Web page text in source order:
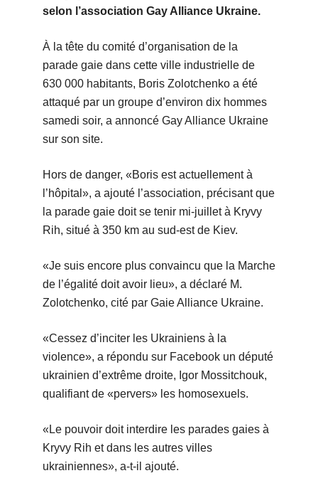
selon l’association Gay Alliance Ukraine.
À la tête du comité d’organisation de la
parade gaie dans cette ville industrielle de
630 000 habitants, Boris Zolotchenko a été
attaqué par un groupe d’environ dix hommes
samedi soir, a annoncé Gay Alliance Ukraine
sur son site.
Hors de danger, «Boris est actuellement à
l’hôpital», a ajouté l’association, précisant que
la parade gaie doit se tenir mi-juillet à Kryvy
Rih, situé à 350 km au sud-est de Kiev.
«Je suis encore plus convaincu que la Marche
de l’égalité doit avoir lieu», a déclaré M.
Zolotchenko, cité par Gaie Alliance Ukraine.
«Cessez d’inciter les Ukrainiens à la
violence», a répondu sur Facebook un député
ukrainien d’extrême droite, Igor Mossitchouk,
qualifiant de «pervers» les homosexuels.
«Le pouvoir doit interdire les parades gaies à
Kryvy Rih et dans les autres villes
ukrainiennes», a-t-il ajouté.